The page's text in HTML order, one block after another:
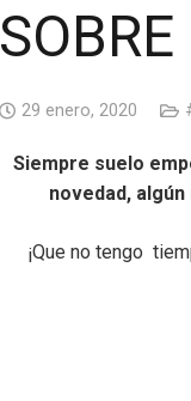
29 enero, 2020
Siempre suelo
novedad,
¡Que no tengo